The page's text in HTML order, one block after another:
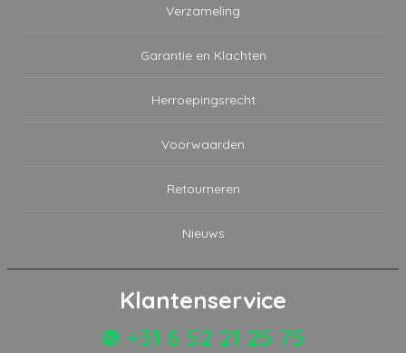
Verzameling
Garantie en Klachten
Herroepingsrecht
Voorwaarden
Retourneren
Nieuws
Klantenservice
+31 6 52 21 25 75